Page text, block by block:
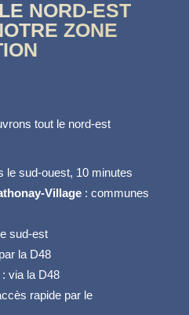
NORD-EST
ZONE
tout le nord-est
le sud-ouest, 10 minutes
Village: communes
sud-est
la D48
via la D48
rapide par le